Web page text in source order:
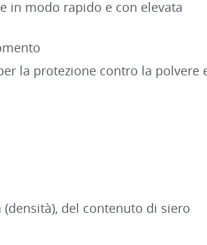
in modo rapido e con elevata
la protezione contro la polvere
del contenuto di siero